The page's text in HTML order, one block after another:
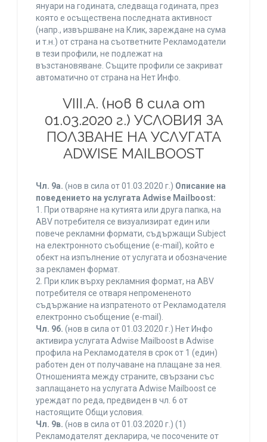
януари на годината, следваща годината, през
която е осъществена последната активност
(напр., извършване на Клик, зареждане на сума
и т.н.) от страна на съответните Рекламодатели
в тези профили, не подлежат на
възстановяване. Същите профили се закриват
автоматично от страна на Нет Инфо.
VIII.A. (нов в сила от
01.03.2020 г.) УСЛОВИЯ ЗА
ПОЛЗВАНЕ НА УСЛУГАТА
ADWISE MAILBOOST
Чл. 9а. (нов в сила от 01.03.2020 г.) Описание на
поведението на услугата Adwise Mailboost:
1. При отваряне на кутията или друга папка, на
ABV потребителя се визуализират един или
повече рекламни формати, съдържащи Subject
на електронното съобщение (e-mail), който е
обект на изпълнение от услугата и обозначение
за рекламен формат.
2. При клик върху рекламния формат, на ABV
потребителя се отваря непромененото
съдържание на изпратеното от Рекламодателя
електронно съобщение (e-mail).
Чл. 9б. (нов в сила от 01.03.2020 г.) Нет Инфо
активира услугата Adwise Mailboost в Adwise
профила на Рекламодателя в срок от 1 (един)
работен ден от получаване на плащане за нея.
Отношенията между страните, свързани със
заплащането на услугата Adwise Mailboost се
уреждат по реда, предвиден в чл. 6 от
настоящите Общи условия.
Чл. 9в. (нов в сила от 01.03.2020 г.) (1)
Рекламодателят декларира, че посочените от